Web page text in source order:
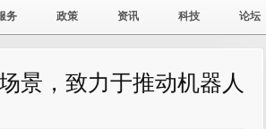
务 政策 资讯 科技 论坛
景，致力于推动机器人